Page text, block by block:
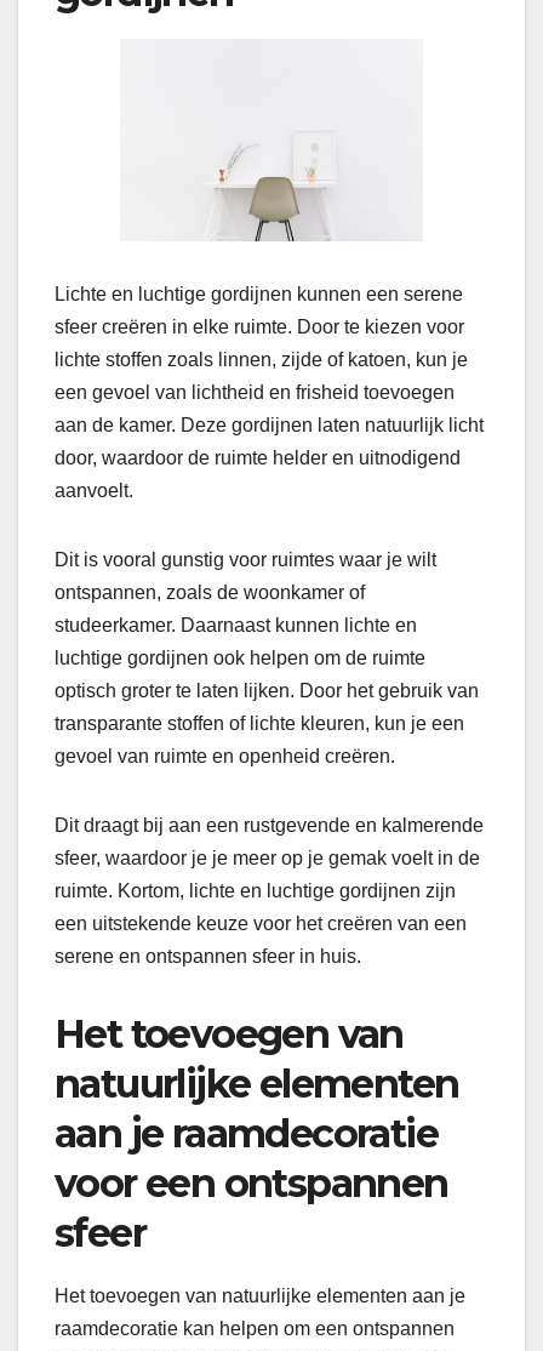
Lichte en luchtige gordijnen kunnen een serene
sfeer creëren in elke ruimte. Door te kiezen voor
lichte stoffen zoals linnen, zijde of katoen, kun je
een gevoel van lichtheid en frisheid toevoegen
aan de kamer. Deze gordijnen laten natuurlijk licht
door, waardoor de ruimte helder en uitnodigend
aanvoelt.
Dit is vooral gunstig voor ruimtes waar je wilt
ontspannen, zoals de woonkamer of
studeerkamer. Daarnaast kunnen lichte en
luchtige gordijnen ook helpen om de ruimte
optisch groter te laten lijken. Door het gebruik van
transparante stoffen of lichte kleuren, kun je een
gevoel van ruimte en openheid creëren.
Dit draagt bij aan een rustgevende en kalmerende
sfeer, waardoor je je meer op je gemak voelt in de
ruimte. Kortom, lichte en luchtige gordijnen zijn
een uitstekende keuze voor het creëren van een
serene en ontspannen sfeer in huis.
Het toevoegen van
natuurlijke elementen
aan je raamdecoratie
voor een ontspannen
sfeer
Het toevoegen van natuurlijke elementen aan je
raamdecoratie kan helpen om een ontspannen